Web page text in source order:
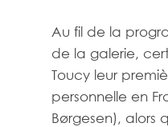
Au fil de la
de la galerie,
Toucy leur
personnelle en
Børgesen), alors